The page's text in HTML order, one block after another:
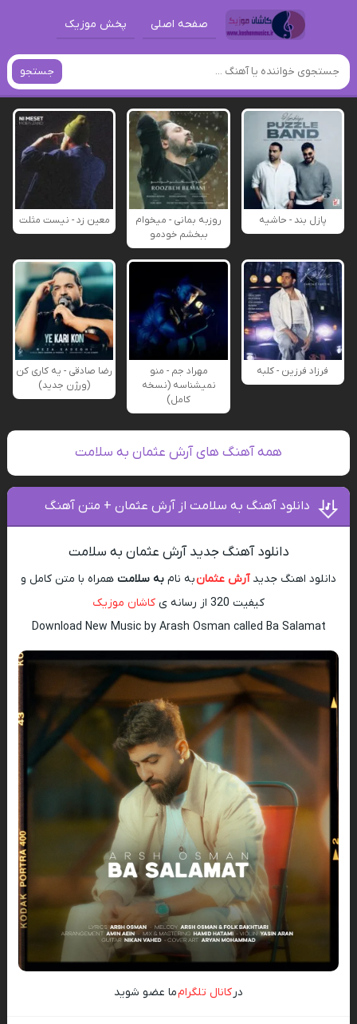
صفحه اصلی پخش موزیک
جستجو
پازل بند - حاشیه
روزبه بمانی - میخوام
ببخشم خودمو
معین زد - نیست مثلت
فرزاد فرزین - کلبه
مهراد جم - منو
نمیشناسه (نسخه
کامل)
رضا صادقی - یه کاری کن
(ورژن جدید)
همه آهنگ های آرش عثمان به سلامت
دانلود آهنگ به سلامت از آرش عثمان + متن آهنگ
دانلود آهنگ جدید آرش عثمان به سلامت
دانلود اهنگ جدیدآرش عثمانبه نام به سلامت همراه با متن کامل و
کیفیت 320 از رسانه ی
کاشان موزیک
Download New Music by Arash Osman called Ba Salamat
درکانال تلگرامما عضو شوید